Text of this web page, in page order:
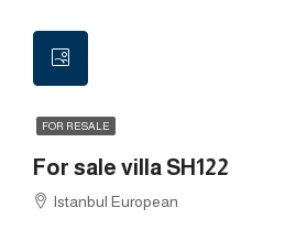
FOR RESALE
For sale villa SH122
Istanbul European